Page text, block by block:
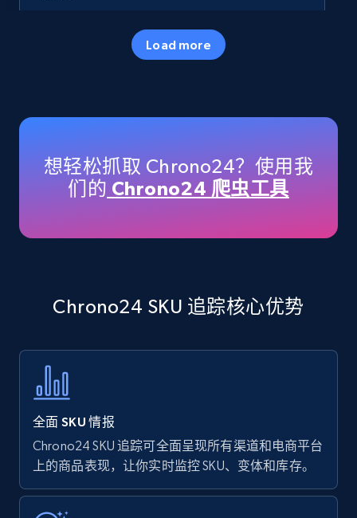
5.7K+
Title, Seller name, Brand, Description, Initial
price, Currency, Availability, Reviews count, and
more.
35.3K+ 5.7K+ 立即开始
Amazon products - find products by using
price, Currency, Availability, Reviews count, and
more.
5.7K+ 立即开始
Amazon Reviews
Load more
想轻松抓取 Chrono24？使用我
们的 Chrono24 爬虫工具
Chrono24 SKU 追踪核心优势
全面 SKU 情报
Chrono24 SKU 追踪可全面呈现所有渠道和电商平台
上的商品表现，让你实时监控 SKU、变体和库存。